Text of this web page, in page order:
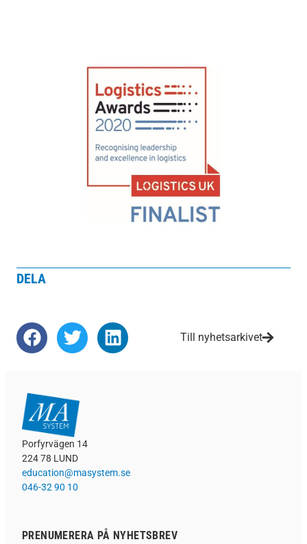
DELA
Till nyhetsarkivet
Porfyrvägen 14
224 78 LUND
education@masystem.se
046-32 90 10
PRENUMERERA PÅ NYHETSBREV